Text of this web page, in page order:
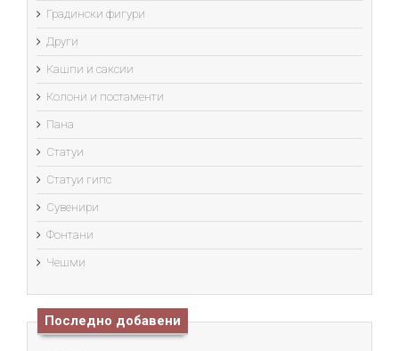
Градински фигури
Други
Кашпи и саксии
Колони и постаменти
Пана
Статуи
Статуи гипс
Сувенири
Фонтани
Чешми
Последно добавени